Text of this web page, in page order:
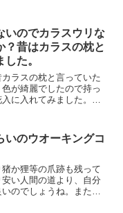
いのでカラスウリな
？昔はカラスの枕と
た。
ラスの枕と言っていた
色が綺麗でしたので持っ
に入れてみました。食
いのウオーキングコ
か狸等の爪跡も残って
い人間の道より、自分
のでしょうね。また、